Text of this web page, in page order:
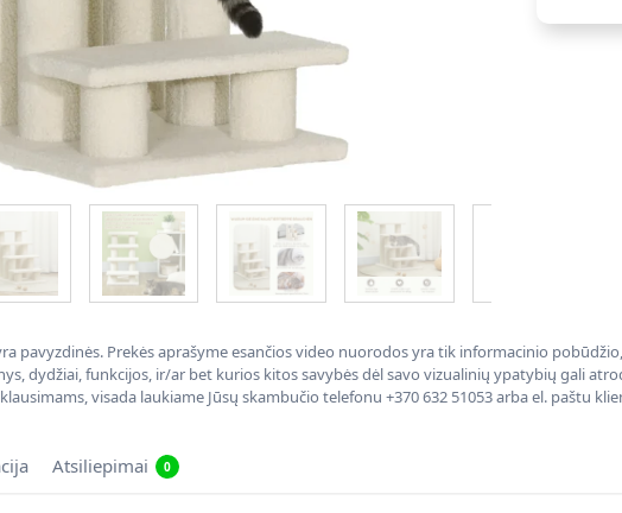
pavyzdinės. Prekės aprašyme esančios video nuorodos yra tik informacinio
dydžiai, funkcijos, ir/ar bet kurios kitos savybės dėl savo vizualinių ypatybių gali
visada laukiame Jūsų skambučio telefonu +370 632 51053 arba el. paštu
Atsiliepimai 0